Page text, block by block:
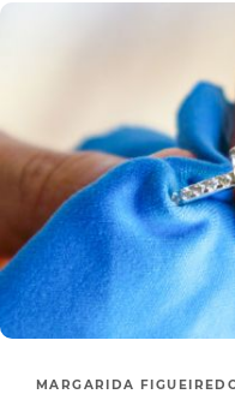
MARGARIDA